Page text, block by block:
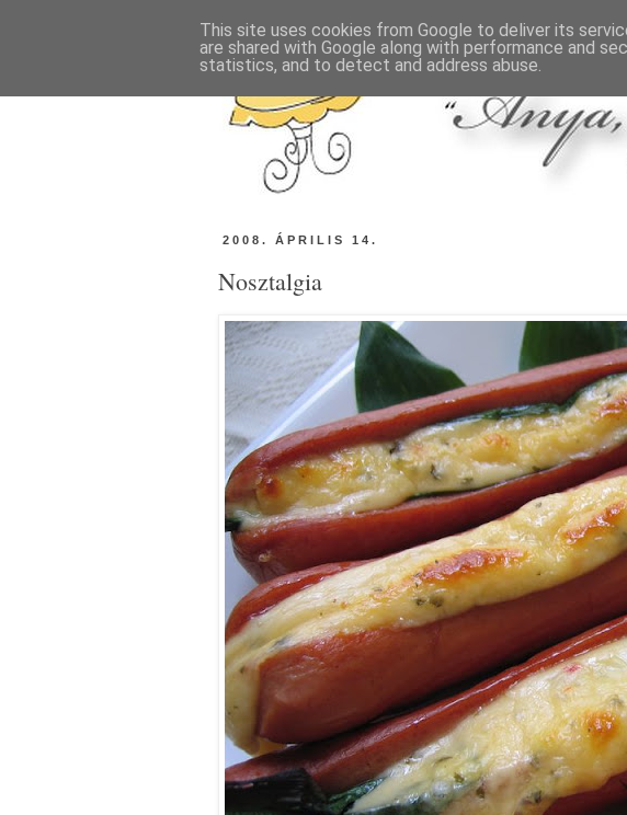
2008. ÁPRILIS 14.
Nosztalgia
This site uses cookies from Google to deliver its
are shared with Google along with performance and
statistics, and to detect and address abuse.